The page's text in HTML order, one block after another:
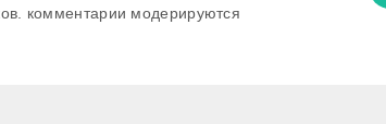
комментарии модерируются